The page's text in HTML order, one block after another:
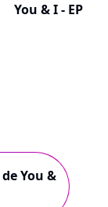
You & I - EP
You &